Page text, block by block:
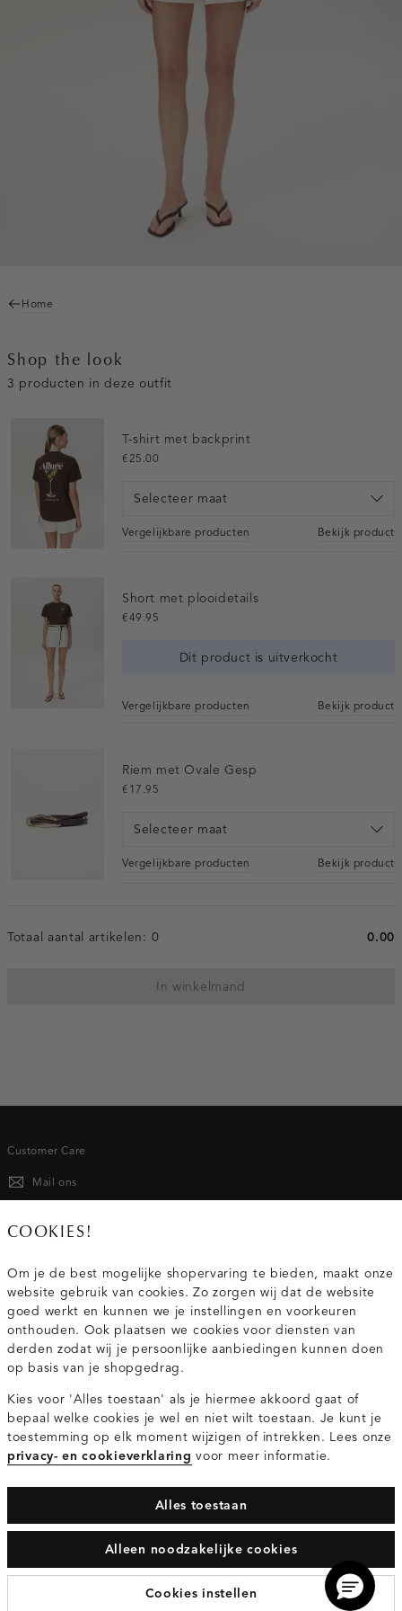
Home
Shop the look
3 producten in deze outfit
T-shirt met backprint
€25.00
Selecteer maat
Vergelijkbare producten Bekijk product
Short met plooidetails
€49.95
Dit product is uitverkocht
Vergelijkbare producten Bekijk product
Riem met Ovale Gesp
€17.95
Selecteer maat
Vergelijkbare producten Bekijk product
Totaal aantal artikelen: 0 0.00
In winkelmand
Customer Care
Mail ons
Service
Wij zijn Costes
Topcategorieën voor jou
Privacy- en cookieverklaringAlgemene Voorwaarden
© 2026 Costes Fashion Alle Rechten Voorbehouden
COOKIES!
Om je de best mogelijke shopervaring te bieden, maakt onze
website gebruik van cookies. Zo zorgen wij dat de website
goed werkt en kunnen we je instellingen en voorkeuren
onthouden. Ook plaatsen we cookies voor diensten van
derden zodat wij je persoonlijke aanbiedingen kunnen doen
op basis van je shopgedrag.
Kies voor 'Alles toestaan' als je hiermee akkoord gaat of
bepaal welke cookies je wel en niet wilt toestaan. Je kunt je
toestemming op elk moment wijzigen of intrekken. Lees onze
privacy- en cookieverklaring voor meer informatie.
Alles toestaan
Alleen noodzakelijke cookies
Cookies instellen